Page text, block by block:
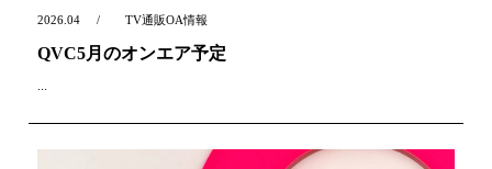
2026.04 TV通販OA情報
QVC5月のオンエア予定
...